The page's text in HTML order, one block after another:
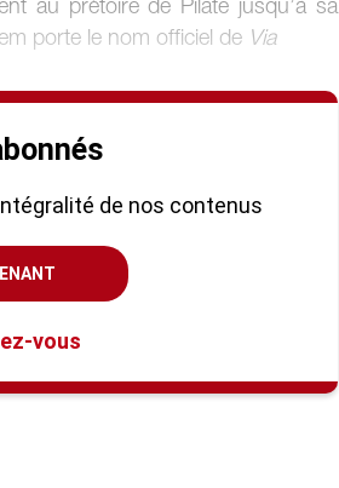
au prétoire de Pilate jusqu’à sa
porte le nom officiel de Via
de nos contenus
vous